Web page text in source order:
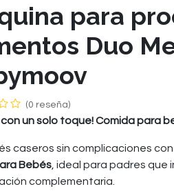
para
Duo
(0 reseña)
con un solo toque! Comida para
caseros sin complicaciones
Bebés , ideal para padres que
complementaria.